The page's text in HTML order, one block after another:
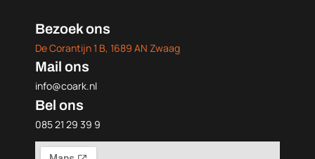
Bezoek ons
De Corantijn 1 B, 1689 AN Zwaag
Mail ons
info@coark.nl
Bel ons
085 21 29 39 9